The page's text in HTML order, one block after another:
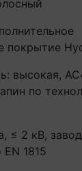
покрытие
высокая,
по
≤ 2 кВ,
1815